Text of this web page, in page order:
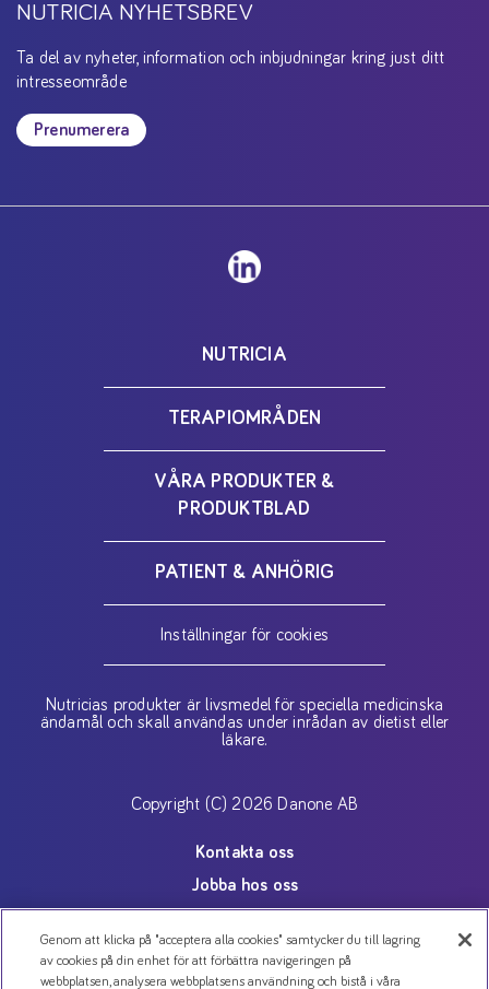
NUTRICIA NYHETSBREV
Ta del av nyheter, information och inbjudningar kring just ditt
intresseområde
Prenumerera
NUTRICIA
TERAPIOMRÅDEN
VÅRA PRODUKTER &
PRODUKTBLAD
PATIENT & ANHÖRIG
Inställningar för cookies
Nutricias produkter är livsmedel för speciella medicinska
ändamål och skall användas under inrådan av dietist eller
läkare.
Copyright (C) 2026 Danone AB
Kontakta oss
Jobba hos oss
Personuppgiftspolicy
Genom att klicka på "acceptera alla cookies" samtycker du till lagring
av cookies på din enhet för att förbättra navigeringen på
webbplatsen, analysera webbplatsens användning och bistå i våra